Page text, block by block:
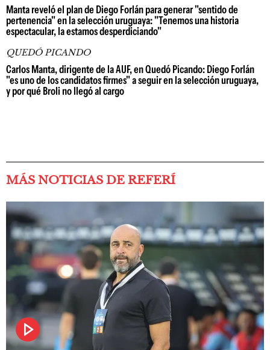
Manta reveló el plan de Diego Forlán para generar "sentido de
pertenencia" en la selección uruguaya: "Tenemos una historia
espectacular, la estamos desperdiciando"
QUEDÓ PICANDO
Carlos Manta, dirigente de la AUF, en Quedó Picando: Diego Forlán
"es uno de los candidatos firmes" a seguir en la selección uruguaya,
y por qué Broli no llegó al cargo
MÁS NOTICIAS DE REFERÍ